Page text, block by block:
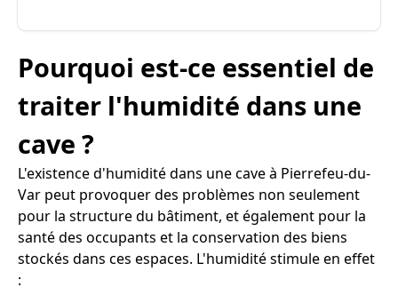
Pourquoi est-ce essentiel de
traiter l'humidité dans une
cave ?
L'existence d'humidité dans une cave à Pierrefeu-du-
Var peut provoquer des problèmes non seulement
pour la structure du bâtiment, et également pour la
santé des occupants et la conservation des biens
stockés dans ces espaces. L'humidité stimule en effet
: